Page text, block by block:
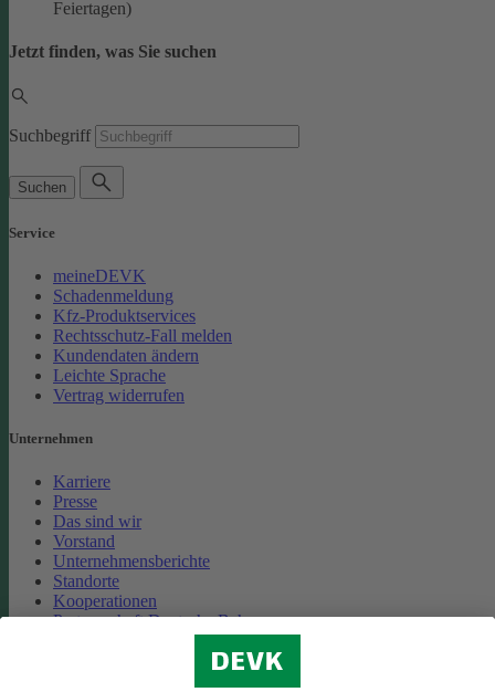
Feiertagen)
Jetzt finden, was Sie suchen
Suchbegriff
Suchen
Service
meineDEVK
Schadenmeldung
Kfz-Produktservices
Rechtsschutz-Fall melden
Kundendaten ändern
Leichte Sprache
Vertrag widerrufen
Unternehmen
Karriere
Presse
Das sind wir
Vorstand
Unternehmensberichte
Standorte
Kooperationen
Partnerschaft Deutsche Bahn